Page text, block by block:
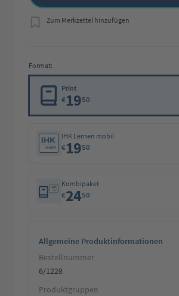
Zum Merkzettel hinzufügen
Format:
Print
€1950
IHK Lernen mobil
€1950
Kombipaket
€2450
Allgemeine Produktinformationen
Bestellnummer
6/1228
Produktgruppen